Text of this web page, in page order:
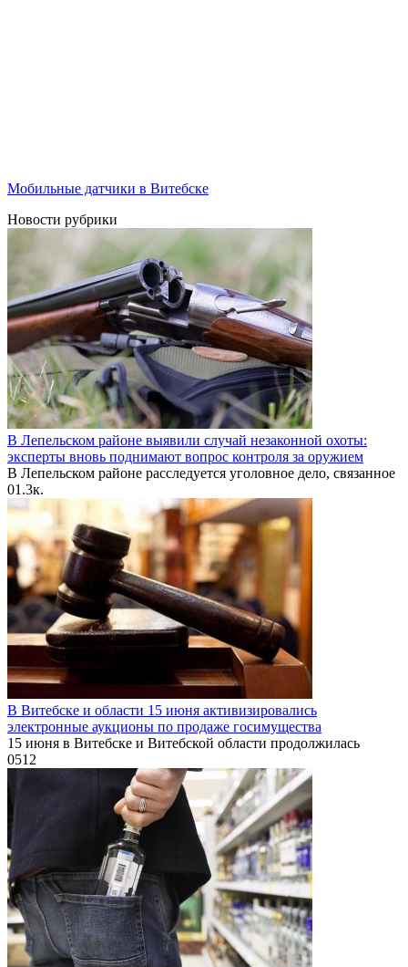
Мобильные датчики в Витебске
Новости рубрики
В Лепельском районе выявили случай незаконной охоты:
эксперты вновь поднимают вопрос контроля за оружием
В Лепельском районе расследуется уголовное дело, связанное
01.3к.
В Витебске и области 15 июня активизировались
электронные аукционы по продаже госимущества
15 июня в Витебске и Витебской области продолжилась
0512